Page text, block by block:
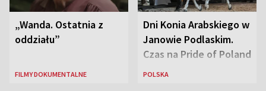
„Wanda. Ostatnia z
oddziału”
FILMY DOKUMENTALNE
Dni Konia Arabskiego w
Janowie Podlaskim.
Czas na Pride of Poland
POLSKA